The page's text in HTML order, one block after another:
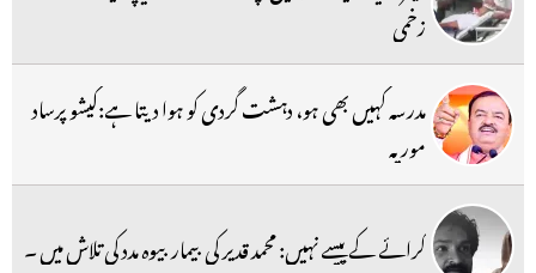
زخمی
مدرسہ کہیں بھی ہو، دہشت گردی کو ہوا دیتا ہے:کیشو پرساد
موریہ
کرائے کے پیسے نہیں: محمد قدیر کی بیمار بیوہ مدد کی تلاش میں ۔